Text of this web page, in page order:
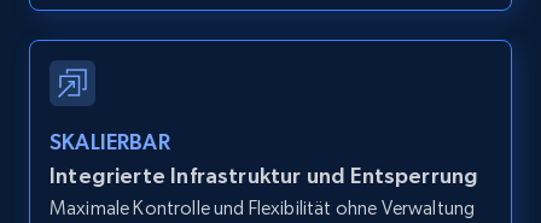
IsCurrentSignedInAgentResponsible, Bedrooms,
and more.
12K+ 1.3K+ Gratis testen
SKALIERBAR
Integrierte Infrastruktur und Entsperrung
Maximale Kontrolle und Flexibilität ohne Verwaltung